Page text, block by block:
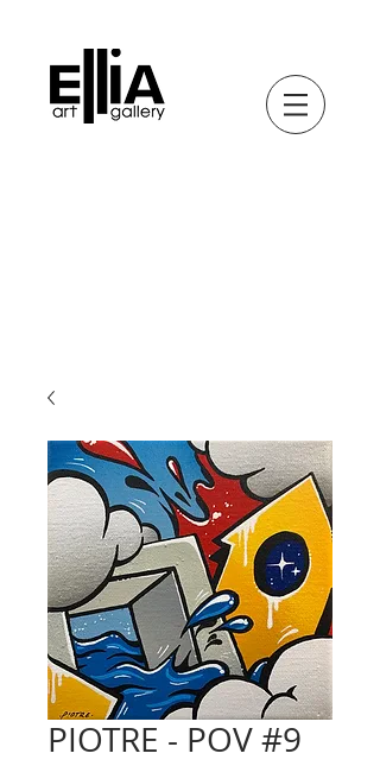
PIOTRE - POV #9